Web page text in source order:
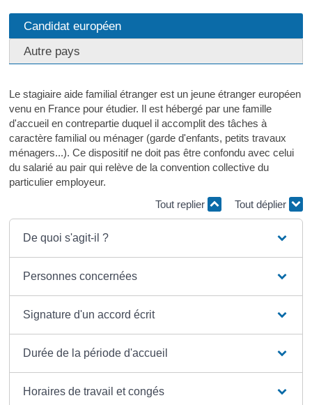
Candidat européen
Autre pays
Le stagiaire aide familial étranger est un jeune étranger européen
venu en France pour étudier. Il est hébergé par une famille
d'accueil en contrepartie duquel il accomplit des tâches à
caractère familial ou ménager (garde d'enfants, petits travaux
ménagers...). Ce dispositif ne doit pas être confondu avec celui
du salarié au pair qui relève de la convention collective du
particulier employeur.
Tout replier
Tout déplier
De quoi s'agit-il ?
Personnes concernées
Signature d'un accord écrit
Durée de la période d'accueil
Horaires de travail et congés